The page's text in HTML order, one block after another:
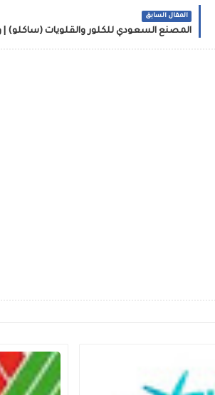
المقال السابق
المصنع السعودي للكلور والقلويات (ساكلو) |